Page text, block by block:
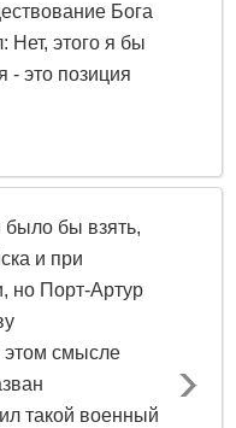
Бога
Нет, этого я бы
- это позиция
было бы взять,
и при
но Порт-Артур
этом смысле
такой военный